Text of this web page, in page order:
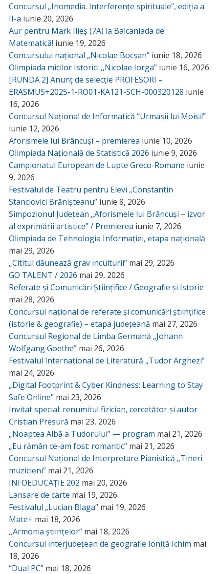
Concursul „Inomedia. Interferențe spirituale”, ediția a
II-a iunie 20, 2026
Aur pentru Mark Ilieș (7A) la Balcaniada de
Matematică! iunie 19, 2026
Concursului național „Nicolae Bocșan” iunie 18, 2026
Olimpiada micilor Istorici ,,Nicolae Iorga” iunie 16, 2026
[RUNDA 2] Anunț de selecție PROFESORI –
ERASMUS+2025-1-RO01-KA121-SCH-000320128 iunie
16, 2026
Concursul Național de Informatică “Urmașii lui Moisil”
iunie 12, 2026
Aforismele lui Brâncuși – premierea iunie 10, 2026
Olimpiada Națională de Statistică 2026 iunie 9, 2026
Campionatul European de Lupte Greco-Romane iunie
9, 2026
Festivalul de Teatru pentru Elevi „Constantin
Stanciovici Brănișteanu” iunie 8, 2026
Simpozionul Județean „Aforismele lui Brâncuși – izvor
al exprimării artistice” / Premierea iunie 7, 2026
Olimpiada de Tehnologia Informației, etapa națională
mai 29, 2026
„Cititul dăunează grav inculturii” mai 29, 2026
GO TALENT / 2026 mai 29, 2026
Referate și Comunicări Științifice / Geografie și Istorie
mai 28, 2026
Concursul național de referate și comunicări științifice
(istorie & geografie) – etapa județeană mai 27, 2026
Concursul Regional de Limba Germană „Johann
Wolfgang Goethe” mai 26, 2026
Festivalul Internațional de Literatură „Tudor Arghezi”
mai 24, 2026
„Digital Footprint & Cyber Kindness: Learning to Stay
Safe Online” mai 23, 2026
Invitat special: renumitul fizician, cercetător și autor
Cristian Presură mai 23, 2026
„Noaptea Albă a Tudorului” — program mai 21, 2026
„Eu rămân ce-am fost: romantic” mai 21, 2026
Concursul Național de Interpretare Pianistică „Tineri
muzicieni” mai 21, 2026
INFOEDUCAȚIE 202 mai 20, 2026
Lansare de carte mai 19, 2026
Festivalul „Lucian Blaga” mai 19, 2026
Mate+ mai 18, 2026
,,Armonia științelor” mai 18, 2026
Concursul interjudețean de geografie Ioniță Ichim mai
18, 2026
“Dual PC” mai 18, 2026